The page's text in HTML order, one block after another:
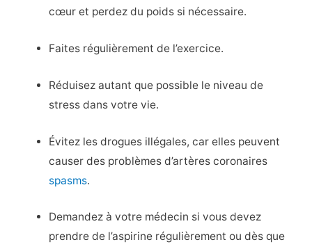
cœur et perdez du poids si nécessaire.
Faites régulièrement de l’exercice.
Réduisez autant que possible le niveau de
stress dans votre vie.
Évitez les drogues illégales, car elles peuvent
causer des problèmes d’artères coronaires
spasms.
Demandez à votre médecin si vous devez
prendre de l’aspirine régulièrement ou dès que